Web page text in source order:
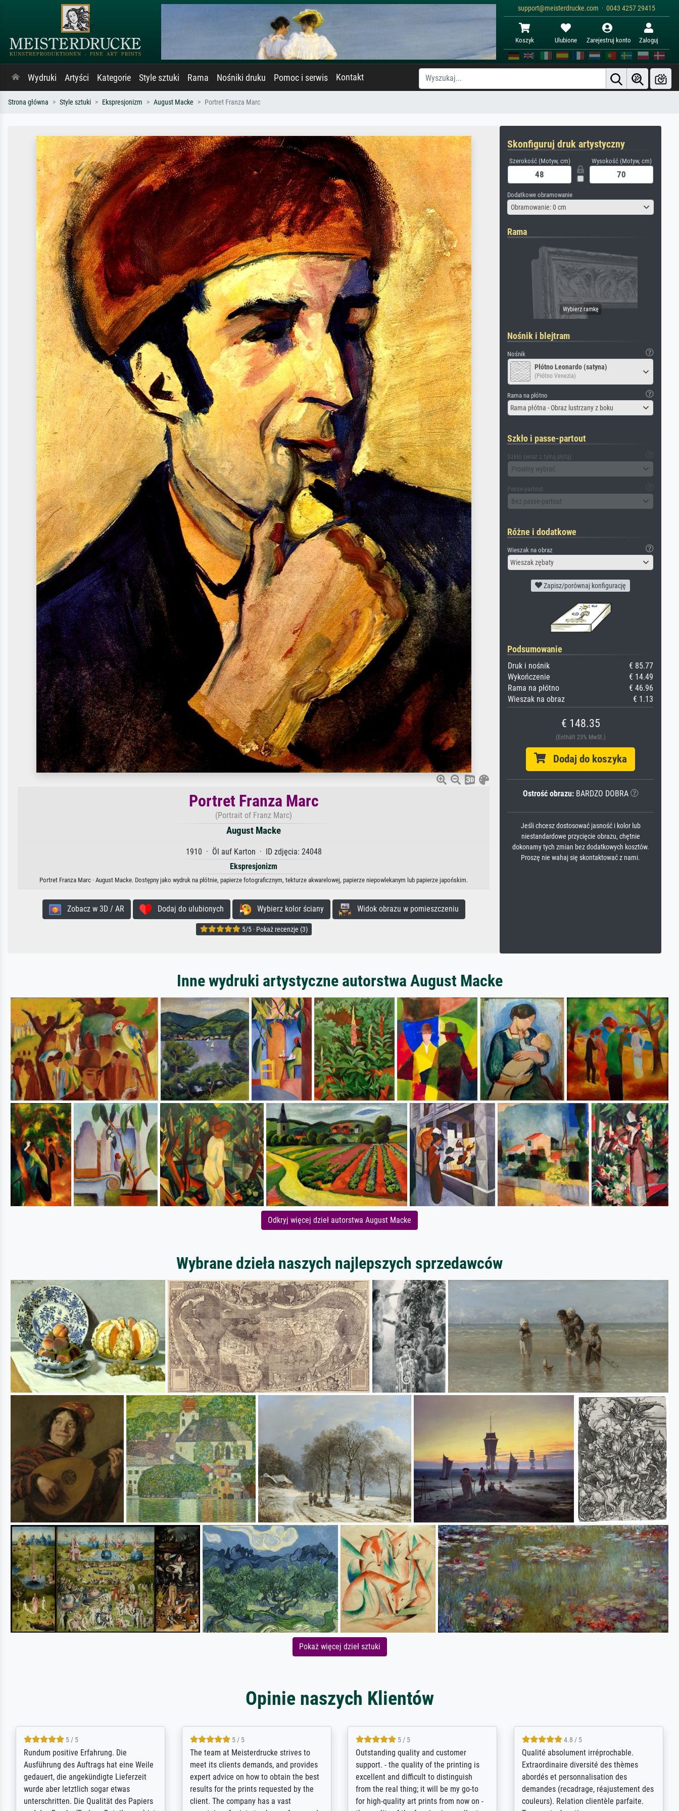
support@meisterdrucke.com · 0043 4257 29415
Koszyk Ulubione Zarejestruj konto Zaloguj
Wydruki Artyści Kategorie Style sztuki Rama Nośniki druku Pomoc i serwis Kontakt
Strona główna Style sztuki Ekspresjonizm August Macke Portret Franza Marc
Portret Franza Marc
(Portrait of Franz Marc)
August Macke
1910 · Öl auf Karton · ID zdjęcia: 24048
Ekspresjonizm
Portret Franza Marc · August Macke. Dostępny jako wydruk na płótnie, papierze fotograficznym, tekturze akwarelowej, papierze niepowlekanym lub papierze japońskim.
Zobacz w 3D / AR Dodaj do ulubionych Wybierz kolor ściany Widok obrazu w pomieszczeniu
5/5 · Pokaż recenzje (3)
Skonfiguruj druk artystyczny
Szerokość (Motyw, cm) Wysokość (Motyw, cm)
Dodatkowe obramowanie
Obramowanie: 0 cm
Rama
Nośnik i blejtram
Nośnik
Płótno Leonardo (satyna)
(Płótno Venezia)
Rama na płótno
Rama płótna - Obraz lustrzany z boku
Szkło i passe-partout
Szkło (wraz z tylną płytą)
Prosimy wybrać
Passe-partout
Bez passe-partout
Różne i dodatkowe
Wieszak na obraz
Wieszak zębaty
Zapisz/porównaj konfigurację
Podsumowanie
Druk i nośnik
€ 85.77
Wykończenie
€ 14.49
Rama na płótno
€ 46.96
Wieszak na obraz
€ 1.13
€ 148.35
(Enthält 23% MwSt.)
Dodaj do koszyka
Ostrość obrazu:BARDZO DOBRA
Jeśli chcesz dostosować jasność i kolor lub
niestandardowe przycięcie obrazu, chętnie
dokonamy tych zmian bez dodatkowych kosztów.
Proszę nie wahaj się skontaktować z nami.
Inne wydruki artystyczne autorstwa August Macke
Odkryj więcej dzieł autorstwa August Macke
Wybrane dzieła naszych najlepszych sprzedawców
Pokaż więcej dzieł sztuki
Opinie naszych Klientów
5 / 5
Sehr gute Qualität des Leinwanddrucks
und des Rahmens! Unser Bild wurde
sehr sorgfältig und sicher verpackt, so
dass es unbeschadet bei uns ankam. Es
wird nicht unser letzter Meisterdruck
5 / 5
très belle réalisation qui met en valeur
l'œuvre choisi au point que l'œil va sur
la toile alors qu'il y a d'autres œuvres
d'art de l'époque dans la pièce. Merci
pour cette réalisation sur toile avec le
5 / 5
I search the Internet and found to my
luck Meistedrucke. Excellent in all
matters - in kommunikation, service,
product and delivery, we are delighted,
thank you so much!
5 / 5
Vor allem hat mich die Qualität des
Drucks begeistert! Dass man die
Möglichkeit zur Rahmenauswahl hat und
die Art der Hängung selbst bestimmen
kann hat find ich positiv.